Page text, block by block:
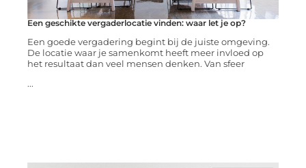
Een geschikte vergaderlocatie vinden: waar let je op?
Een goede vergadering begint bij de juiste omgeving.
De locatie waar je samenkomt heeft meer invloed op
het resultaat dan veel mensen denken. Van sfeer
...